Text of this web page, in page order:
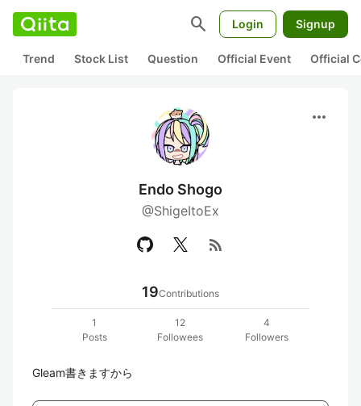
search Login Signup
Trend Stock List Question Official Event Official
more_horiz
Endo Shogo
@ShigeItoEx
rss_feed
19Contributions
1
Posts
12
Followees
4
Followers
Gleam書きますから